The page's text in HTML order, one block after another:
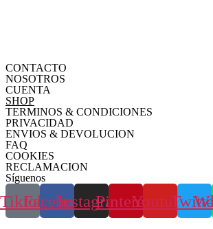
CONTACTO
NOSOTROS
CUENTA
SHOP
TERMINOS & CONDICIONES
PRIVACIDAD
ENVIOS & DEVOLUCION
FAQ
COOKIES
RECLAMACION
Síguenos
TiktokFacebookInstagramPinterestYoutube